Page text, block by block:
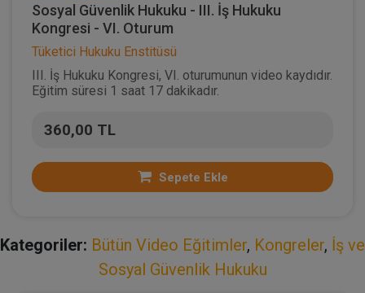
Sosyal Güvenlik Hukuku - III. İş Hukuku
Kongresi - VI. Oturum
Tüketici Hukuku Enstitüsü
III. İş Hukuku Kongresi, VI. oturumunun video kaydıdır.
Eğitim süresi 1 saat 17 dakikadır.
360,00 TL
Sepete Ekle
Kategoriler: Bütün Video Eğitimler, Kongreler, İş ve
Sosyal Güvenlik Hukuku